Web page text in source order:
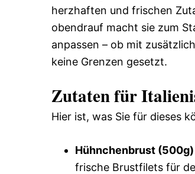
herzhaften und frischen
obendrauf macht sie zum
anpassen – ob mit
keine Grenzen gesetzt.
Zutaten für
Hier ist, was Sie für dieses
Hühnchenbrust (500g)
frische Brustfilets für